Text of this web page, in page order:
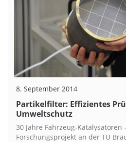
8. September 2014
Partikelfilter: Effizientes
Umweltschutz
30 Jahre Fahrzeug-Katalysatoren
Forschungsprojekt an der TU